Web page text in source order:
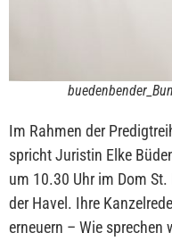
Im Rahmen der
spricht Juristin Elke
um 10.30 Uhr im Dom
der Havel. Ihre
erneuern – Wie sprechen